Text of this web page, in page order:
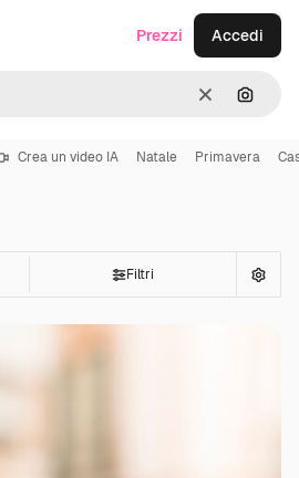
CancellaCerca
Prezzi Accedi
Crea un video IA Natale Primavera
Filtri